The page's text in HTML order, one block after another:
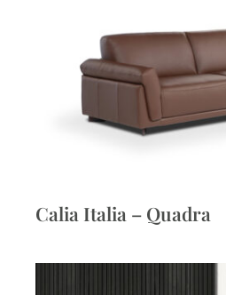
Calia Italia – Quadra